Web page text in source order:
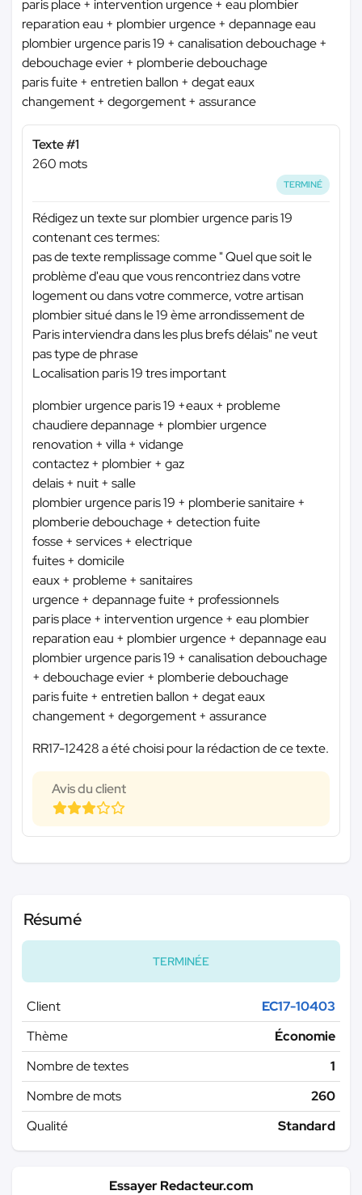
paris place + intervention urgence + eau plombier
reparation eau + plombier urgence + depannage eau
plombier urgence paris 19 + canalisation debouchage +
debouchage evier + plomberie debouchage
paris fuite + entretien ballon + degat eaux
changement + degorgement + assurance
Texte #1
260 mots
TERMINÉ
Rédigez un texte sur plombier urgence paris 19
contenant ces termes:
pas de texte remplissage comme " Quel que soit le
problème d'eau que vous rencontriez dans votre
logement ou dans votre commerce, votre artisan
plombier situé dans le 19 ème arrondissement de
Paris interviendra dans les plus brefs délais" ne veut
pas type de phrase
Localisation paris 19 tres important
plombier urgence paris 19 +eaux + probleme
chaudiere depannage + plombier urgence
renovation + villa + vidange
contactez + plombier + gaz
delais + nuit + salle
plombier urgence paris 19 + plomberie sanitaire +
plomberie debouchage + detection fuite
fosse + services + electrique
fuites + domicile
eaux + probleme + sanitaires
urgence + depannage fuite + professionnels
paris place + intervention urgence + eau plombier
reparation eau + plombier urgence + depannage eau
plombier urgence paris 19 + canalisation debouchage
+ debouchage evier + plomberie debouchage
paris fuite + entretien ballon + degat eaux
changement + degorgement + assurance
RR17-12428 a été choisi pour la rédaction de ce texte.
Avis du client
Résumé
TERMINÉE
Client
EC17-10403
Thème
Économie
Nombre de textes
1
Nombre de mots
260
Qualité
Standard
Essayer Redacteur.com